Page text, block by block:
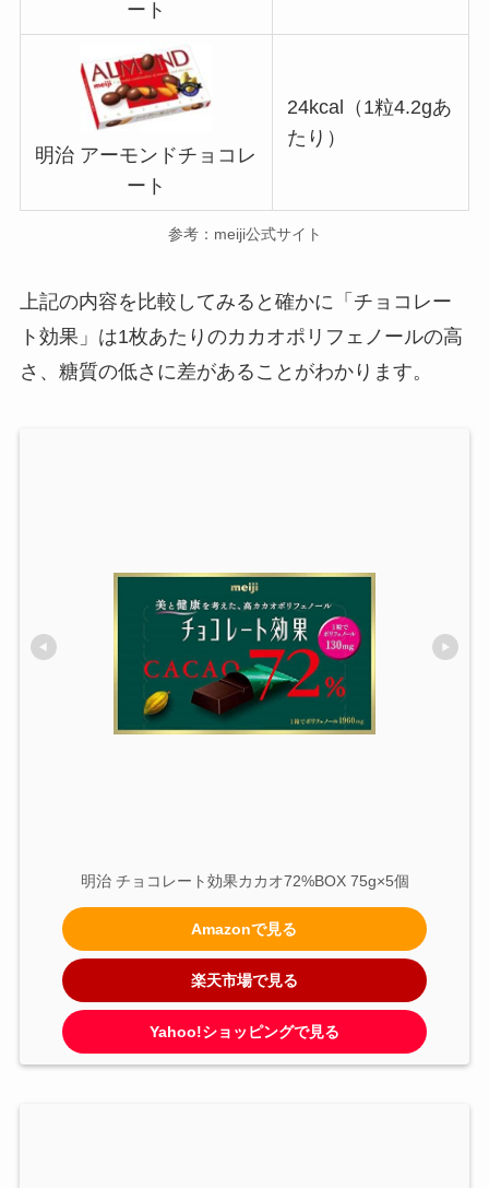
ート
明治 アーモンドチョコレ
ート
24kcal（1粒4.2gあ
たり）
参考：meiji公式サイト
上記の内容を比較してみると確かに「チョコレー
ト効果」は1枚あたりのカカオポリフェノールの高
さ、糖質の低さに差があることがわかります。
明治 チョコレート効果カカオ72%BOX 75g×5個
Amazonで見る
楽天市場で見る
Yahoo!ショッピングで見る